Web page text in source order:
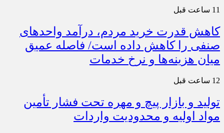
11 ساعت قبل
کاهش قدرت خرید مردم، درآمد واحدهای
صنفی را کاهش داده است/ فاصله عمیق
میان هزینه‌ها و نرخ خدمات
12 ساعت قبل
تولید و بازار پیچ و مهره تحت فشار تأمین
مواد اولیه و محدودیت واردات